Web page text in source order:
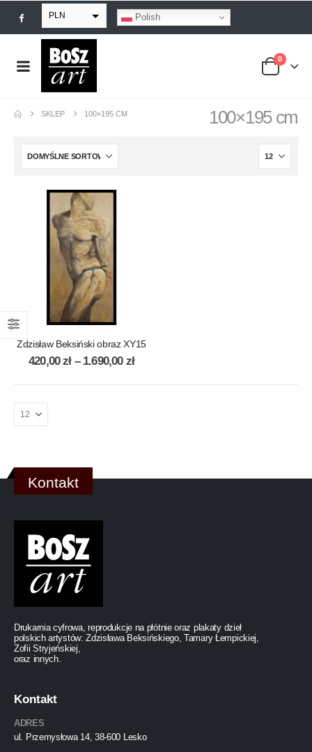
PLN
EUR
USD
Polish
0
100×195 cm
SKLEP 100×195 CM
Zdzisław Beksiński obraz XY15
420,00zł – 1.690,00 zł
Kontakt
Drukarnia cyfrowa, reprodukcje na płótnie oraz plakaty dzieł
polskich artystów: Zdzisława Beksińskiego, Tamary Łempickiej,
Zofii Stryjeńskiej,
oraz innych.
Kontakt
ADRES
ul. Przemysłowa 14, 38-600 Lesko